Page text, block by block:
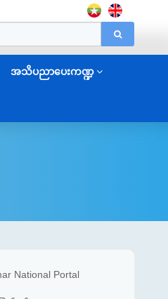
အသိပညာပေးကဏ္ဍ
National Portal